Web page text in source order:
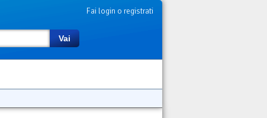
Fai login o registrati
Vai